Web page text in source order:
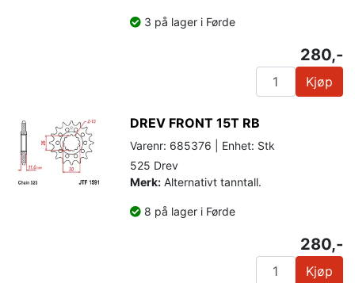
3 på lager i Førde
280,-
Kjøp
DREV FRONT 15T RB
Varenr: 685376 | Enhet: Stk
525 Drev
Merk: Alternativt tanntall.
8 på lager i Førde
280,-
Kjøp